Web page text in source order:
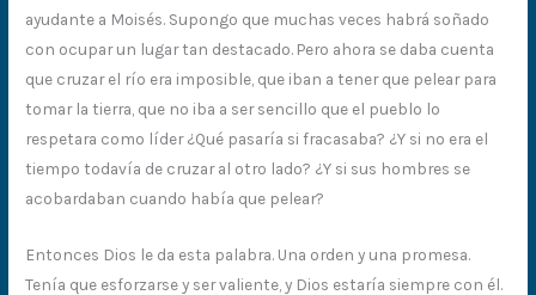
ayudante a Moisés. Supongo que muchas veces habrá soñado
con ocupar un lugar tan destacado. Pero ahora se daba cuenta
que cruzar el río era imposible, que iban a tener que pelear para
tomar la tierra, que no iba a ser sencillo que el pueblo lo
respetara como líder ¿Qué pasaría si fracasaba? ¿Y si no era el
tiempo todavía de cruzar al otro lado? ¿Y si sus hombres se
acobardaban cuando había que pelear?
Entonces Dios le da esta palabra. Una orden y una promesa.
Tenía que esforzarse y ser valiente, y Dios estaría siempre con él.